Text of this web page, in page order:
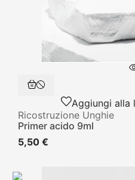
Aggiungi alla
Ricostruzione Unghie
Primer acido 9ml
5,50 €